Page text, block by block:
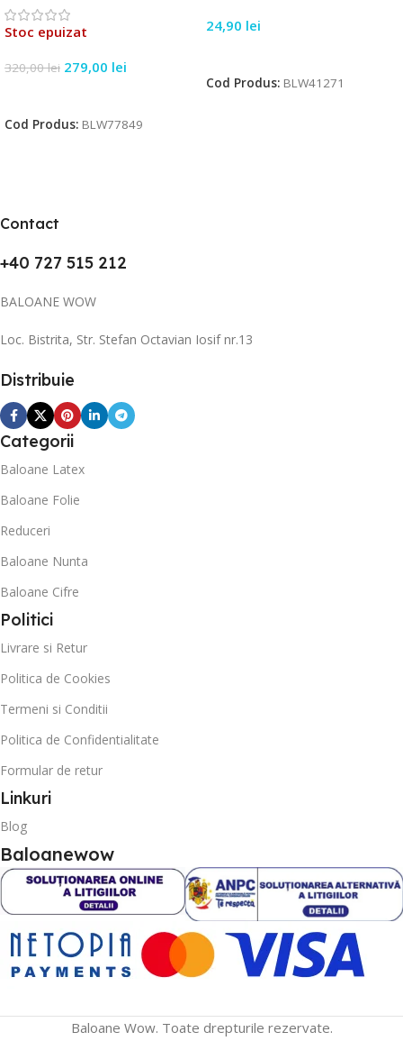
Stoc epuizat
320,00lei 279,00 lei
Cod Produs: BLW77849
24,90 lei
Cod Produs: BLW41271
Contact
+40 727 515 212
BALOANE WOW
Loc. Bistrita, Str. Stefan Octavian Iosif nr.13
Distribuie
Categorii
Baloane Latex
Baloane Folie
Reduceri
Baloane Nunta
Baloane Cifre
Politici
Livrare si Retur
Politica de Cookies
Termeni si Conditii
Politica de Confidentialitate
Formular de retur
Linkuri
Blog
Baloanewow
Baloane Wow. Toate drepturile rezervate.